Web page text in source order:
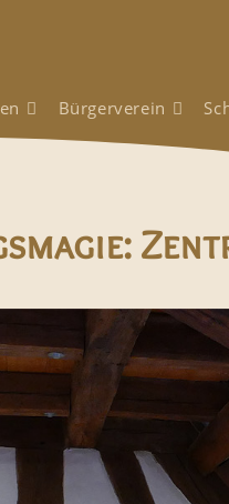
Bürgerverein